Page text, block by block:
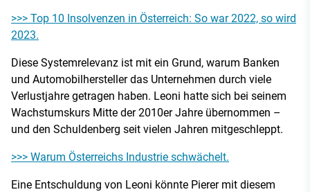
>>> Top 10 Insolvenzen in Österreich: So war 2022, so wird
2023.
Diese Systemrelevanz ist mit ein Grund, warum Banken
und Automobilhersteller das Unternehmen durch viele
Verlustjahre getragen haben. Leoni hatte sich bei seinem
Wachstumskurs Mitte der 2010er Jahre übernommen –
und den Schuldenberg seit vielen Jahren mitgeschleppt.
>>> Warum Österreichs Industrie schwächelt.
Eine Entschuldung von Leoni könnte Pierer mit diesem